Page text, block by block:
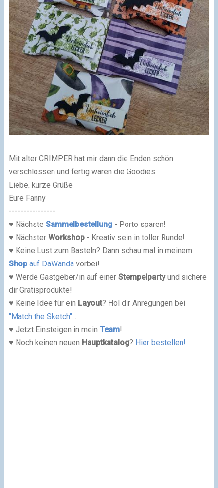
Mit alter CRIMPER hat mir dann die Enden schön
verschlossen und fertig waren die Goodies.
Liebe, kurze Grüße
Eure Fanny
----------------
♥ Nächste Sammelbestellung - Porto sparen!
♥ Nächster Workshop - Kreativ sein in toller Runde!
♥ Keine Lust zum Basteln? Dann schau mal in meinem
Shop auf DaWandavorbei!
♥ Werde Gastgeber/in auf einer Stempelpartyund sichere
dir Gratisprodukte!
♥ Keine Idee für ein Layout? Hol dir Anregungen bei
"Match the Sketch"...
♥ Jetzt Einsteigen in mein Team!
♥ Noch keinen neuen Hauptkatalog? Hier bestellen!